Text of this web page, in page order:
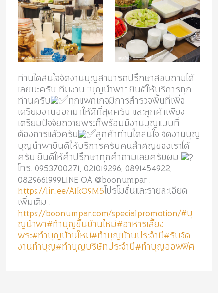
ท่านใดสนใจจัดงานบุญสามารถปรึกษาสอบถามได้
เลยนะครับ ทีมงาน “บุญนำพา” ยินดีให้บริการทุก
ท่านครับ ทุกแพกเกจมีการสำรวจพื้นที่เพื่อ
เตรียมงานออกมาให้ดีที่สุดครับ และลูกค้าเพียง
เตรียมปัจจัยถวายพระก็พร้อมมีงานบุญแบบที่
ต้องการแล้วครับ ลูกค้าท่านใดสนใจ จัดงานบุญ
บุญนำพายินดีให้บริการครับคนสำคัญของเราได้
ครับ ยินดีให้คำปรึกษาทุกคำถามเลยครับผม
โทร. 0953700271, 021019296, 0891454922,
0829661999LINE OA @boonumpar :
https://lin.ee/A1kO9M5โปรโมชั่นและรายละเอียด
เพิ่มเติม :
https://boonumpar.com/specialpromotion/#บุ
ญนำพา#ทำบุญขึ้นบ้านใหม่#อาหารเลี้ยง
พระ#ทำบุญบ้านใหม่#ทำบุญบ้านประจำปี#รับจัด
งานทำบุญ#ทำบุญบริษัทประจำปี#ทำบุญออฟฟิศ